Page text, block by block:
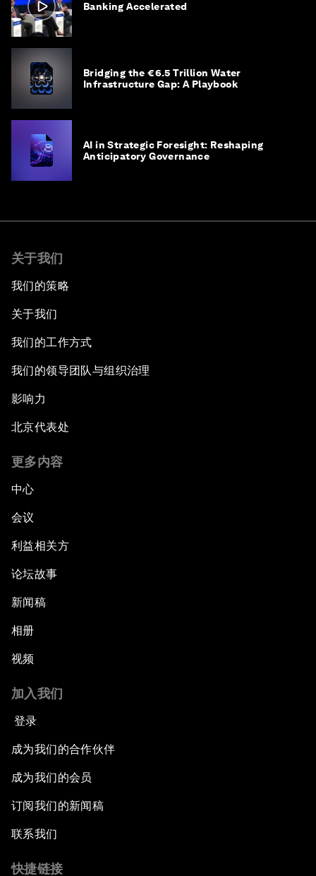
Banking Accelerated
Bridging the €6.5 Trillion Water
Infrastructure Gap: A Playbook
AI in Strategic Foresight: Reshaping
Anticipatory Governance
关于我们
我们的策略
关于我们
我们的工作方式
我们的领导团队与组织治理
影响力
北京代表处
更多内容
中心
会议
利益相关方
论坛故事
新闻稿
相册
视频
加入我们
登录
成为我们的合作伙伴
成为我们的会员
订阅我们的新闻稿
联系我们
快捷链接